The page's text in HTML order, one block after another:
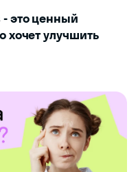
это ценный
хочет улучшить